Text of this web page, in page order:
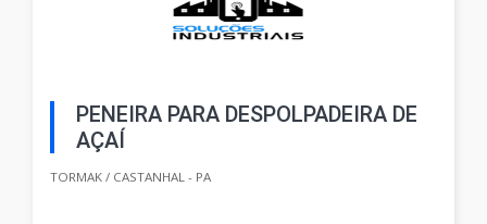
PENEIRA PARA DESPOLPADEIRA DE
AÇAÍ
TORMAK / CASTANHAL - PA